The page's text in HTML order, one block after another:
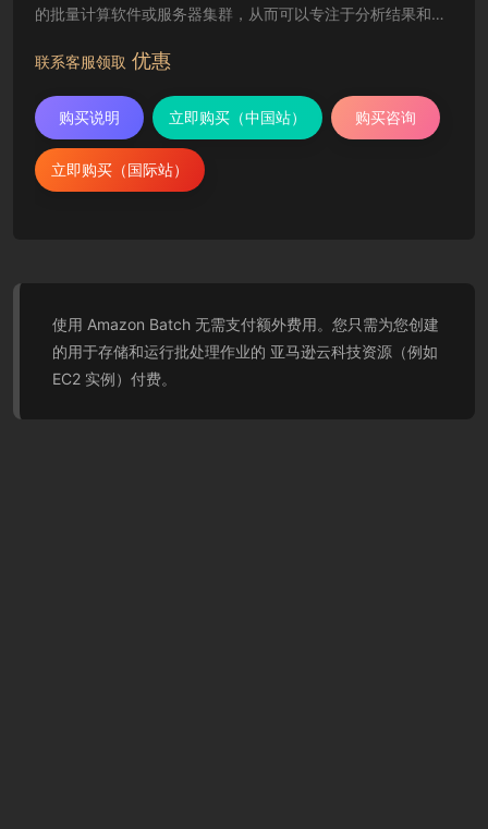
的批量计算软件或服务器集群，从而可以专注于分析结果和解
和功能（如 Amazon EC2 和 Spot 实例）来规划、安排和执行
联系客服领取 优惠
购买说明 立即购买（中国站） 购买咨询
立即购买（国际站）
使用 Amazon Batch 无需支付额外费用。您只需为您创建
的用于存储和运行批处理作业的 亚马逊云科技资源（例如
EC2 实例）付费。